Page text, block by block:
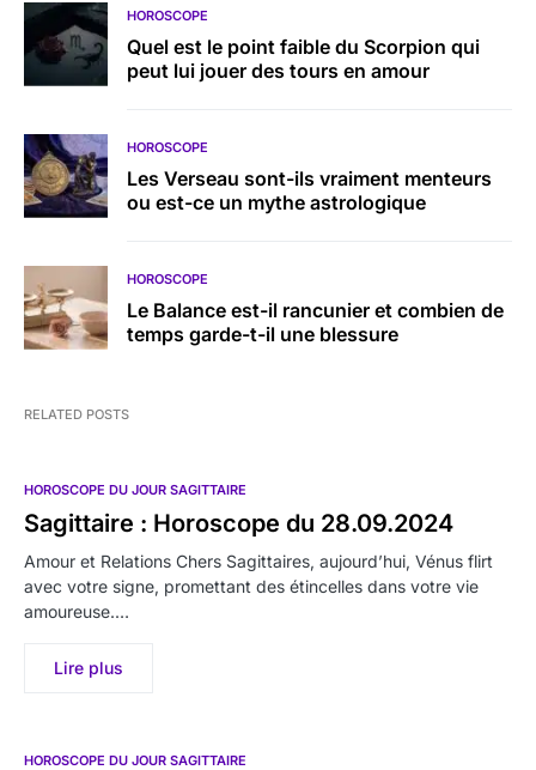
HOROSCOPE
Quel est le point faible du Scorpion qui
peut lui jouer des tours en amour
HOROSCOPE
Les Verseau sont-ils vraiment menteurs
ou est-ce un mythe astrologique
HOROSCOPE
Le Balance est-il rancunier et combien de
temps garde-t-il une blessure
RELATED POSTS
HOROSCOPE DU JOUR SAGITTAIRE
Sagittaire : Horoscope du 28.09.2024
Amour et Relations Chers Sagittaires, aujourd’hui, Vénus flirt
avec votre signe, promettant des étincelles dans votre vie
amoureuse.…
Lire plus
HOROSCOPE DU JOUR SAGITTAIRE